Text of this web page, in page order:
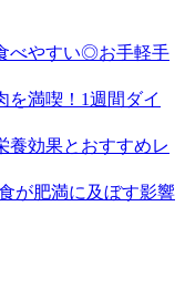
べやすい◎お手軽手
を満喫！1週間ダイ
養効果とおすすめレ
が肥満に及ぼす影響